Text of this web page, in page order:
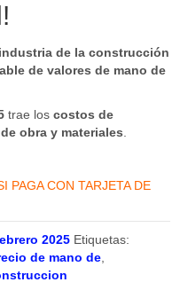
de la construcción
de valores de mano de
trae los costos de
obra y materiales.
PAGA CON TARJETA DE
2025 Etiquetas:
de mano de,